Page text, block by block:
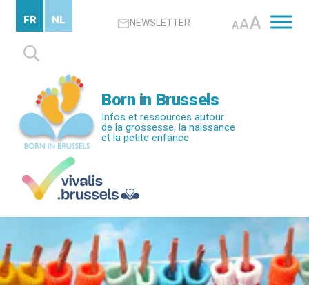
contenu
principal
NEWSLETTER AAA
Rechercher :
FR NL
Born in Brussels
Infos et ressources autour
de la grossesse, la naissance
et la petite enfance